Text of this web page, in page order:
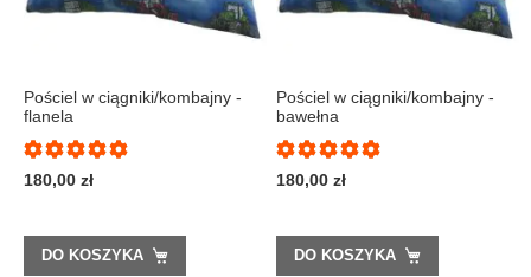
Pościel w ciągniki/kombajny -
flanela
180,00 zł
DO KOSZYKA
Pościel w ciągniki/kombajny -
bawełna
180,00 zł
DO KOSZYKA